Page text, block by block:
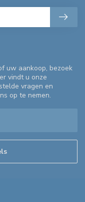
uw aankoop, bezoek
vindt u onze
vragen en
op te nemen.